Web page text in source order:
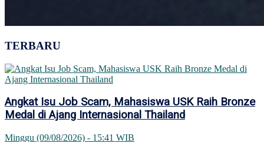
TERBARU
Angkat Isu Job Scam, Mahasiswa USK Raih Bronze
Medal di Ajang Internasional Thailand
Minggu (09/08/2026) - 15:41 WIB